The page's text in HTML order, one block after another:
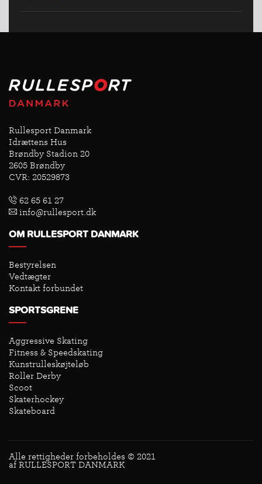
Rullesport Danmark
Idrættens Hus
Brøndby Stadion 20
2605 Brøndby
CVR: 20529873
62 65 61 27
info@rullesport.dk
OM RULLESPORT DANMARK
Bestyrelsen
Vedtægter
Kontakt forbundet
SPORTSGRENE
Aggressive Skating
Fitness & Speedskating
Kunstrulleskøjteløb
Roller Derby
Scoot
Skaterhockey
Skateboard
Alle rettigheder forbeholdes © 2021
af RULLESPORT DANMARK